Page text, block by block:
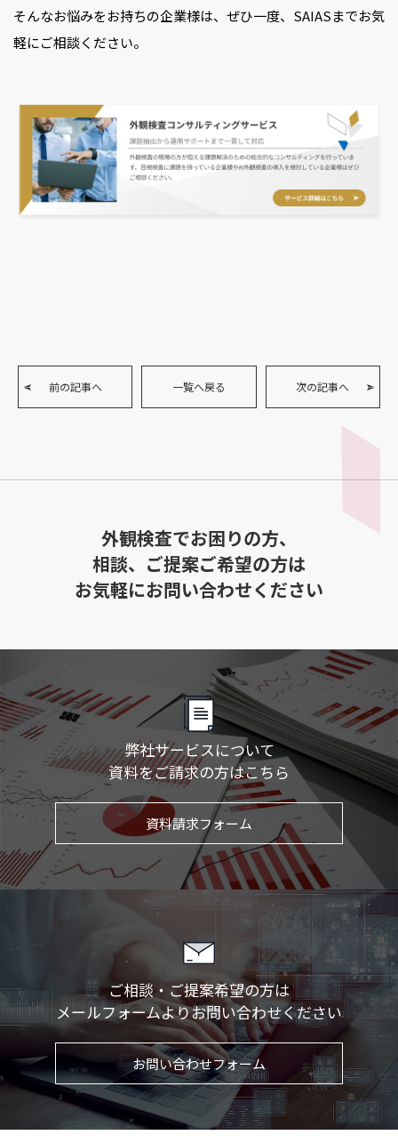
そんなお悩みをお持ちの企業様は、ぜひ一度、SAIASまでお気
軽にご相談ください。
前の記事へ 一覧へ戻る 次の記事へ
外観検査でお困りの方、
相談、ご提案ご希望の方は
お気軽にお問い合わせください
弊社サービスについて
資料をご請求の方はこちら
資料請求フォーム
ご相談・ご提案希望の方は
メールフォームよりお問い合わせください
お問い合わせフォーム